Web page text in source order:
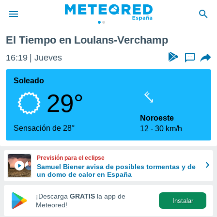
de
por
que se
calidad.
a este
las
y
forma
digital
basada
El Tiempo en Loulans-Verchamp
16:19 Jueves ...
Soleado
29°
Sensación de 28°
Noroeste
12
30 km/h
Previsión para el eclipse
Samuel Biener avisa de posibles tormentas y de
un domo de calor en España
¡Descarga GRATIS la app de
Meteored!
Instalar